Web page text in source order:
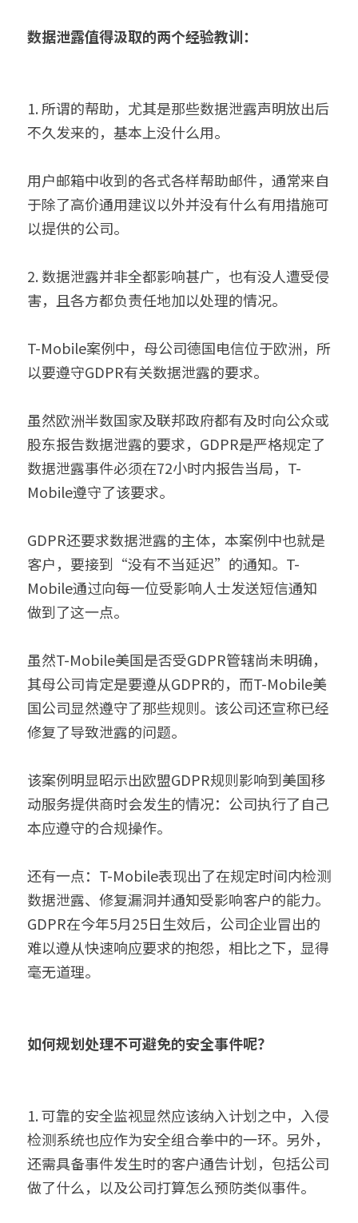
数据泄露值得汲取的两个经验教训：
1. 所谓的帮助，尤其是那些数据泄露声明放出后
不久发来的，基本上没什么用。
用户邮箱中收到的各式各样帮助邮件，通常来自
于除了高价通用建议以外并没有什么有用措施可
以提供的公司。
2. 数据泄露并非全都影响甚广，也有没人遭受侵
害，且各方都负责任地加以处理的情况。
T-Mobile案例中，母公司德国电信位于欧洲，所
以要遵守GDPR有关数据泄露的要求。
虽然欧洲半数国家及联邦政府都有及时向公众或
股东报告数据泄露的要求，GDPR是严格规定了
数据泄露事件必须在72小时内报告当局，T-
Mobile遵守了该要求。
GDPR还要求数据泄露的主体，本案例中也就是
客户，要接到“没有不当延迟”的通知。T-
Mobile通过向每一位受影响人士发送短信通知
做到了这一点。
虽然T-Mobile美国是否受GDPR管辖尚未明确，
其母公司肯定是要遵从GDPR的，而T-Mobile美
国公司显然遵守了那些规则。该公司还宣称已经
修复了导致泄露的问题。
该案例明显昭示出欧盟GDPR规则影响到美国移
动服务提供商时会发生的情况：公司执行了自己
本应遵守的合规操作。
还有一点：T-Mobile表现出了在规定时间内检测
数据泄露、修复漏洞并通知受影响客户的能力。
GDPR在今年5月25日生效后，公司企业冒出的
难以遵从快速响应要求的抱怨，相比之下，显得
毫无道理。
如何规划处理不可避免的安全事件呢？
1. 可靠的安全监视显然应该纳入计划之中，入侵
检测系统也应作为安全组合拳中的一环。另外，
还需具备事件发生时的客户通告计划，包括公司
做了什么，以及公司打算怎么预防类似事件。